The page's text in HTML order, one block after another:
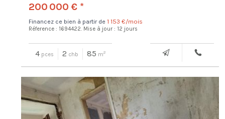
200 000 € *
Financez ce bien à partir de 1 153 €/mois
Réference : 1694422. Mise à jour : 12 jours
4 pces 2 chb 85 m2